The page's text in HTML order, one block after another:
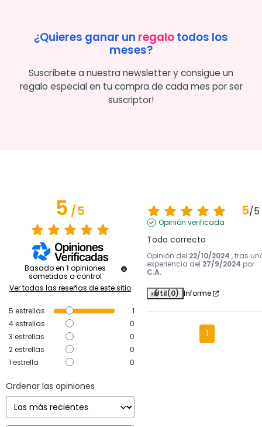
¿Quieres ganar un regalotodos los
meses?
Suscríbete a nuestra newsletter y consigue un
regalo especial en tu compra de cada mes por ser
suscriptor!
5/5
Basado en 1 opiniones
sometidas a control
Ver todas las reseñas de este sitio
5 estrellas
1
4estrellas
0
3 estrellas
0
2estrellas
0
1 estrella 0
Ordenar las opiniones
5/5
Opinión verificada
Todo correcto
Opinión del 22/10/2024 , tras
experiencia del 27/9/2024 por
C.A.
Útil(0) Informe
1